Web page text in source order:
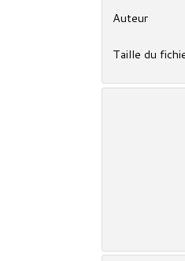
Auteur
Taille du